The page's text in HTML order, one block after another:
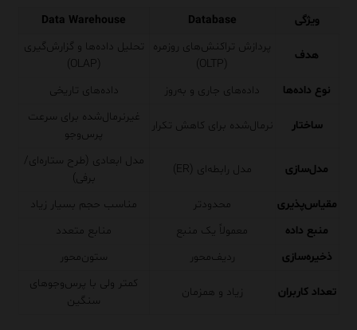
ویژگی Database
Data Warehouse
هدف
پردازش تراکنش‌های روزمره
(OLTP)
تحلیل داده‌ها و گزارش‌گیری
(OLAP)
نوع داده‌ها
داده‌های جاری و به‌روز داده‌های تاریخی
ساختار نرمال‌شده برای کاهش تکرار
غیرنرمال‌شده برای سرعت
پرس‌وجو
مدل‌سازی مدل رابطه‌ای (ER)
مدل ابعادی (طرح ستاره‌ای/
برفی)
مقیاس‌پذیری
محدودتر
مناسب حجم بسیار زیاد
منبع داده
معمولاً یک منبع
منابع متعدد
ذخیره‌سازی
ردیف‌محور ستون‌محور
تعداد کاربران زیاد و همزمان
کمتر ولی با پرس‌وجوهای
سنگین